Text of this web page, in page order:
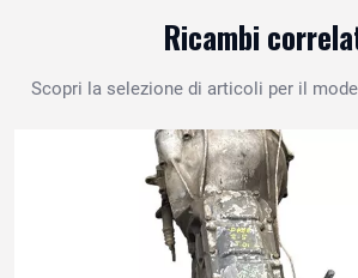
Ricambi
Scopri la selezione di articoli per il